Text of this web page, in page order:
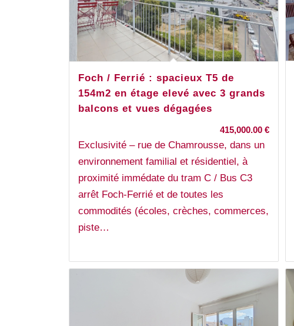
Foch / Ferrié : spacieux T5 de
154m2 en étage elevé avec 3 grands
balcons et vues dégagées
415,000.00€
Exclusivité – rue de Chamrousse, dans un
environnement familial et résidentiel, à
proximité immédate du tram C / Bus C3
arrêt Foch-Ferrié et de toutes les
commodités (écoles, crèches, commerces,
piste…